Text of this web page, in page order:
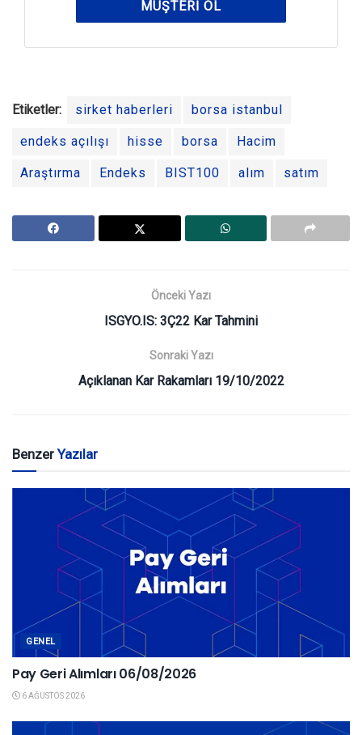
MÜŞTERI OL
Etiketler: sirket haberleri borsa istanbul
endeks açılışı hisse borsa Hacim
Araştırma Endeks BIST100 alım satım
Önceki Yazı
ISGYO.IS: 3Ç22 Kar Tahmini
Sonraki Yazı
Açıklanan Kar Rakamları 19/10/2022
BenzerYazılar
GENEL
Pay Geri Alımları 06/08/2026
6 AĞUSTOS 2026